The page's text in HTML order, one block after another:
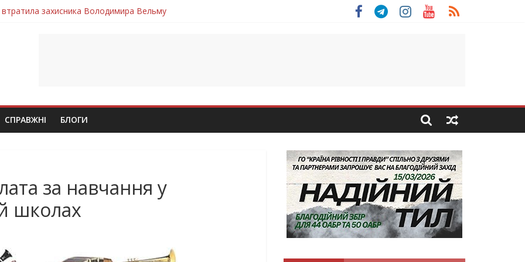
захисника Володимира Вельму
скорботі: на щиті повертається воїн Володимир Паламарчук
бойового завдання загинув захисник Юрій Пушкар з Тернопільщини
молодий захисник Дмитро Березко з Тернопільщини
СПРАВЖНІ БЛОГИ
за навчання у
школах